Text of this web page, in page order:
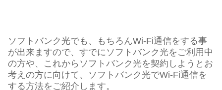
ソフトバンク光でも、もちろんWi-Fi通信をする事
が出来ますので、すでにソフトバンク光をご利用中
の方や、これからソフトバンク光を契約しようとお
考えの方に向けて、ソフトバンク光でWi-Fi通信を
する方法をご紹介します。